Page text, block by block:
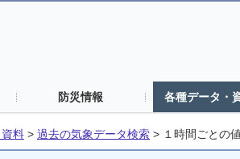
防災情報 各種データ・
料 > 過去の気象データ検索 > １時間ごとの